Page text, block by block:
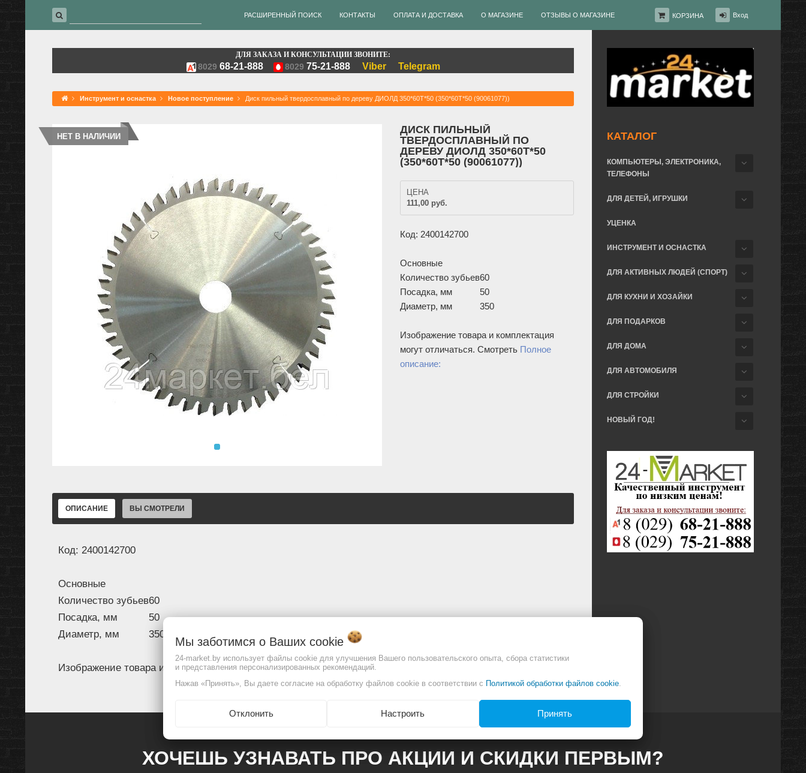
КОРЗИНА Вход
РАСШИРЕННЫЙ ПОИСК КОНТАКТЫ ОПЛАТА И ДОСТАВКА О МАГАЗИНЕ ОТЗЫВЫ О МАГАЗИНЕ
КАТАЛОГ
КОМПЬЮТЕРЫ, ЭЛЕКТРОНИКА,
ТЕЛЕФОНЫ
ДЛЯ ДЕТЕЙ, ИГРУШКИ
УЦЕНКА
ИНСТРУМЕНТ И ОСНАСТКА
ДЛЯ АКТИВНЫХ ЛЮДЕЙ (СПОРТ)
ДЛЯ КУХНИ И ХОЗАЙКИ
ДЛЯ ПОДАРКОВ
ДЛЯ ДОМА
ДЛЯ АВТОМОБИЛЯ
ДЛЯ СТРОЙКИ
НОВЫЙ ГОД!
ДЛЯ ЗАКАЗА И КОНСУЛЬТАЦИИ ЗВОНИТЕ:
8029 68-21-888 8029 75-21-888 Viber Telegram
Инструмент и оснастка Новое поступление Диск пильный твердосплавный по дереву ДИОЛД 350*60T*50 (350*60T*50 (90061077))
НЕТ В НАЛИЧИИ
ДИСК ПИЛЬНЫЙ
ТВЕРДОСПЛАВНЫЙ ПО
ДЕРЕВУ ДИОЛД 350*60T*50
(350*60T*50 (90061077))
111,00 руб.
ЦЕНА
Код: 2400142700
Основные
Количество зубьев60
Посадка, мм
50
Диаметр, мм
350
Изображение товара и комплектация
могут отличаться. Смотреть Полное
описание:
ОПИСАНИЕ ВЫ СМОТРЕЛИ
Код: 2400142700
Основные
Количество зубьев60
Посадка, мм
50
Диаметр, мм
350
Изображение товара и комплектация могут отличаться. СмотретьПолное описание:
ХОЧЕШЬ УЗНАВАТЬ ПРО АКЦИИ И СКИДКИ ПЕРВЫМ?
Мы заботимся о Ваших cookie
24-market.by использует файлы cookie для улучшения Вашего пользовательского опыта, сбора статистики
и представления персонализированных рекомендаций.
Нажав «Принять», Вы даете согласие на обработку файлов cookie в соответствии с Политикой обработки файлов cookie.
Отклонить Настроить Принять